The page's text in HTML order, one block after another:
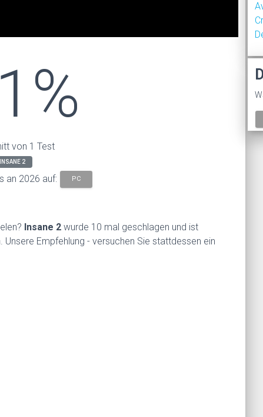
von 1 Test
2
an 2026 auf: PC
Insane 2 wurde 10 mal geschlagen und ist
Empfehlung - versuchen Sie stattdessen ein